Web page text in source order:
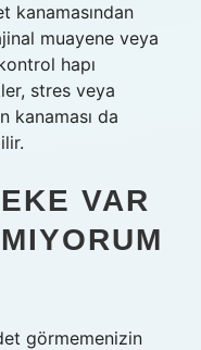
kanamasından
muayene veya
hapı
stres veya
kanaması da
VAR
görmemenizin